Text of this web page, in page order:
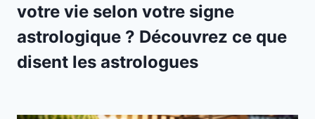
votre vie selon votre signe
astrologique ? Découvrez ce que
disent les astrologues